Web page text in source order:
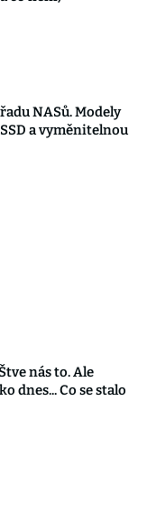
NASů. Modely
a vyměnitelnou
nás to. Ale
dnes... Co se stalo